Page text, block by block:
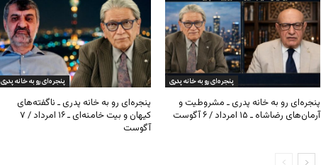
پنجره‌ای رو به خانه پدری
پنجره‌ای رو به خانه پدری ـ ناگفته‌های
کیهان و بیت خامنه‌ای ـ ۱۶ امرداد / ۷
آگوست
پنجره‌ای رو به خانه پدری
پنجره‌ای رو به خانه پدری ـ مشروطیت و
آرمان‌های رضاشاه ـ ۱۵ امرداد / ۶ آگوست